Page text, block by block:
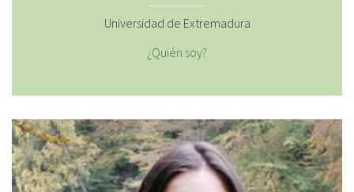
Universidad de Extremadura
¿Quién soy?